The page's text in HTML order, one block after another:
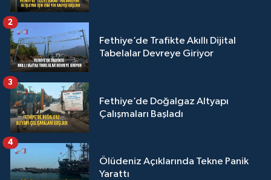
Fethiye’de Trafikte Akıllı Dijital
Tabelalar Devreye Giriyor
2
Fethiye’de Doğalgaz Altyapı
Çalışmaları Başladı
3
Ölüdeniz Açıklarında Tekne Panik
Yarattı
4